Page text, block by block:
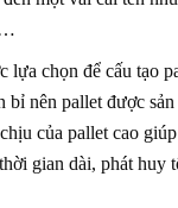
lựa chọn để cấu tạo
bỉ nên pallet được
của pallet cao
gian dài, phát huy